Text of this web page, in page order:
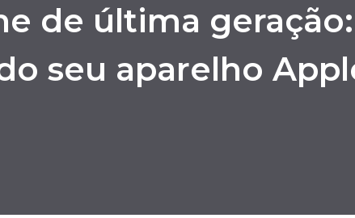
de última
seu aparelho